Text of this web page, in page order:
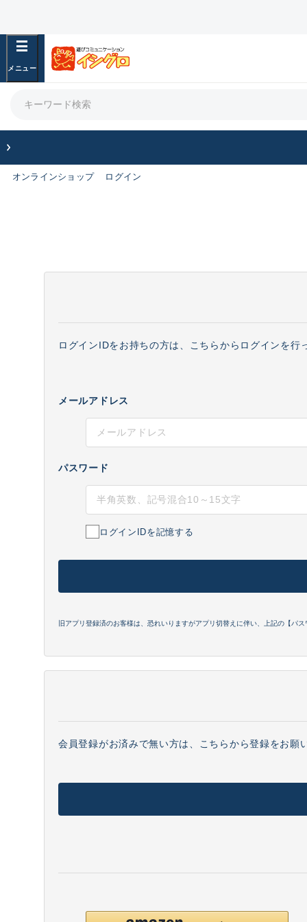
オンラインショップ ログイン
ログインIDをお持ちの方は、こちらからログインを行
メールアドレス
パスワード
ログインIDを記憶する
旧アプリ登録済のお客様は、恐れいりますがアプリ切替えに伴い、上記の【パ
会員登録がお済みで無い方は、こちらから登録をお願